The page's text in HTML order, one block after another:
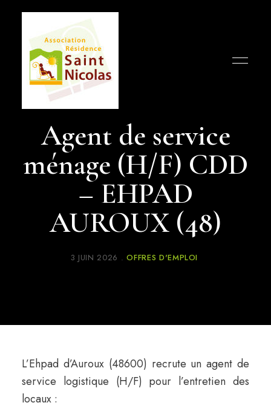
Résidence
Saint
Nicolas
Humanisme,
de
la
Agent de service
ménage (H/F) CDD
– EHPAD
AUROUX (48)
3 JUIN 2026 OFFRES D'EMPLOI
L’Ehpad d’Auroux (48600) recrute un agent de
service logistique (H/F) pour l’entretien des
locaux :